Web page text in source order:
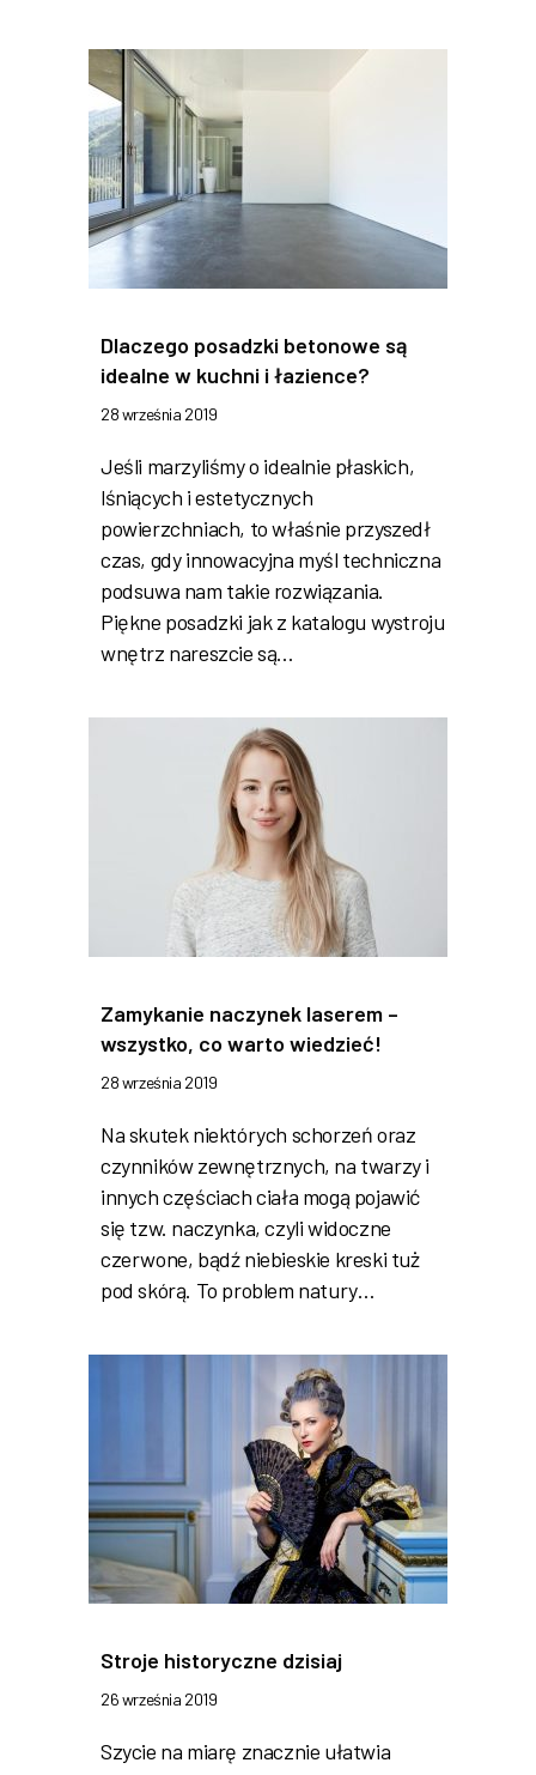
Dlaczego posadzki betonowe są
idealne w kuchni i łazience?
28 września 2019
Jeśli marzyliśmy o idealnie płaskich,
lśniących i estetycznych
powierzchniach, to właśnie przyszedł
czas, gdy innowacyjna myśl techniczna
podsuwa nam takie rozwiązania.
Piękne posadzki jak z katalogu wystroju
wnętrz nareszcie są…
Zamykanie naczynek laserem –
wszystko, co warto wiedzieć!
28 września 2019
Na skutek niektórych schorzeń oraz
czynników zewnętrznych, na twarzy i
innych częściach ciała mogą pojawić
się tzw. naczynka, czyli widoczne
czerwone, bądź niebieskie kreski tuż
pod skórą. To problem natury…
Stroje historyczne dzisiaj
26 września 2019
Szycie na miarę znacznie ułatwia